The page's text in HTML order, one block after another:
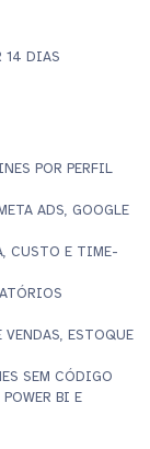
14 DIAS
POR PERFIL
ADS, GOOGLE
CUSTO E TIME-
VENDAS, ESTOQUE
SEM CÓDIGO
BI E